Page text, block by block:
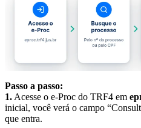
Passo a passo:
1. Acesse o e-Proc do TRF4 em
inicial, você verá o campo
que entra.